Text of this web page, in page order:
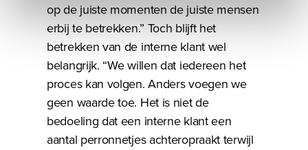
kunnen ontvangen en verwerken.
op de juiste momenten de juiste mensen
erbij te betrekken.” Toch blijft het
betrekken van de interne klant wel
belangrijk. “We willen dat iedereen het
proces kan volgen. Anders voegen we
geen waarde toe. Het is niet de
bedoeling dat een interne klant een
aantal perronnetjes achteropraakt terwijl